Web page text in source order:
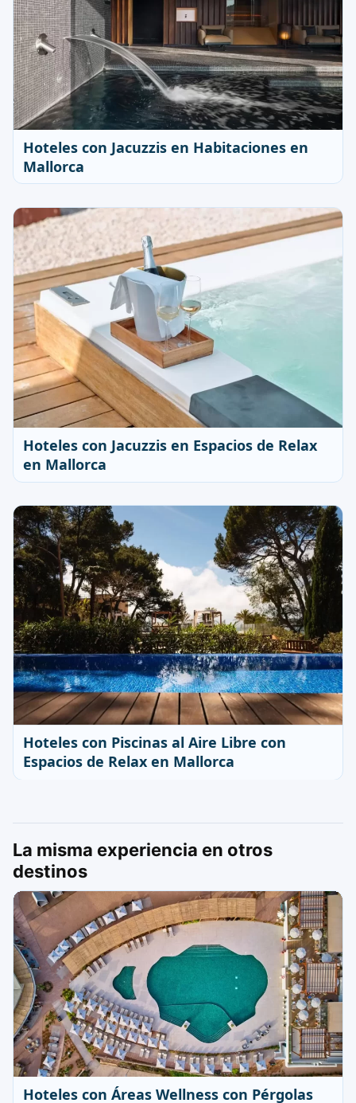
Hoteles con Jacuzzis en Habitaciones en
Mallorca
Hoteles con Jacuzzis en Espacios de Relax
en Mallorca
Hoteles con Piscinas al Aire Libre con
Espacios de Relax en Mallorca
La misma experiencia en otros
destinos
Hoteles con Áreas Wellness con Pérgolas